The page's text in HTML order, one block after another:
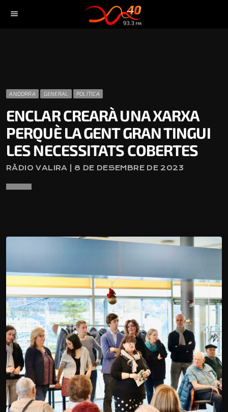
menu
ANDORRA GENERAL POLÍTICA
ENCLAR CREARÀ UNA XARXA
PERQUÈ LA GENT GRAN TINGUI
LES NECESSITATS COBERTES
RÀDIO VALIRA | 8 DE DESEMBRE DE 2023